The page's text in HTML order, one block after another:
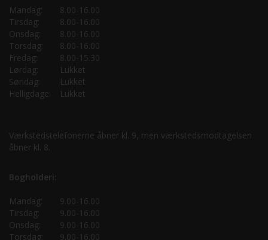
Mandag:
8.00-16.00
Tirsdag:
8.00-16.00
Onsdag:
8.00-16.00
Torsdag:
8.00-16.00
Fredag:
8.00-15.30
Lørdag:
Lukket
Søndag:
Lukket
Helligdage:
Lukket
Værkstedstelefonerne åbner kl. 9, men værkstedsmodtagelsen
åbner kl. 8.
Bogholderi:
Mandag:
9.00-16.00
Tirsdag:
9.00-16.00
Onsdag:
9.00-16.00
Torsdag:
9.00-16.00